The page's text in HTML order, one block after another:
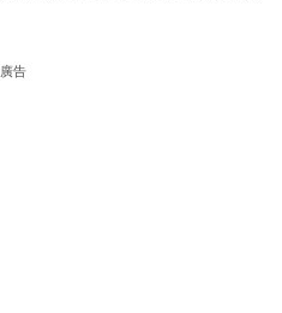
廣告